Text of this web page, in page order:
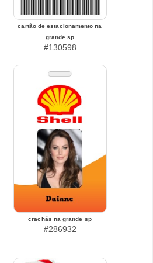
cartão de estacionamento na
grande sp
#130598
crachás na grande sp
#286932